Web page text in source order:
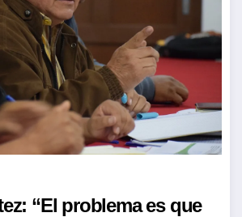
“El problema es que